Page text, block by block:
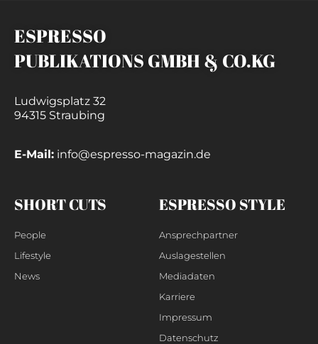
ESPRESSO
PUBLIKATIONS GMBH & CO.KG
Ludwigsplatz 32
94315 Straubing
E-Mail: info@espresso-magazin.de
SHORT CUTS
People
Lifestyle
News
ESPRESSO STYLE
Ansprechpartner
Auslagestellen
Mediadaten
Karriere
Impressum
Datenschutz